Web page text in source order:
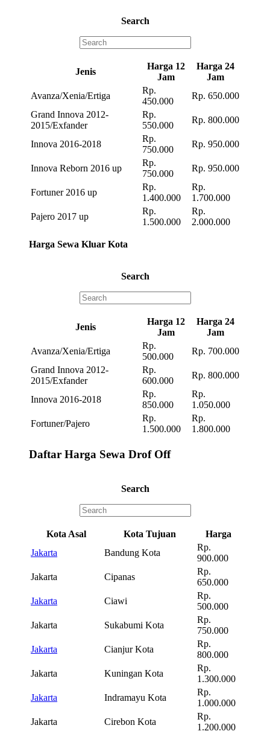
Search
Jenis
Harga 12
Jam
Harga 24
Jam
Avanza/Xenia/Ertiga
Rp.
450.000
Rp. 650.000
Grand Innova 2012-
2015/Exfander
Rp.
550.000
Rp. 800.000
Innova 2016-2018
Rp.
750.000
Rp. 950.000
Innova Reborn 2016 up
Rp.
750.000
Rp. 950.000
Fortuner 2016 up
Rp.
1.400.000
Rp.
1.700.000
Pajero 2017 up
Rp.
1.500.000
Rp.
2.000.000
Harga Sewa Kluar Kota
Search
Jenis
Harga 12
Jam
Harga 24
Jam
Avanza/Xenia/Ertiga
Rp.
500.000
Rp. 700.000
Grand Innova 2012-
2015/Exfander
Rp.
600.000
Rp. 800.000
Innova 2016-2018
Rp.
850.000
Rp.
1.050.000
Fortuner/Pajero
Rp.
1.500.000
Rp.
1.800.000
Daftar Harga Sewa Drof Off
Search
Kota Asal Kota Tujuan
Harga
Jakarta
Bandung Kota
Rp.
900.000
Jakarta
Cipanas
Rp.
650.000
Jakarta
Ciawi
Rp.
500.000
Jakarta
Sukabumi Kota
Rp.
750.000
Jakarta
Cianjur Kota
Rp.
800.000
Jakarta
Kuningan Kota
Rp.
1.300.000
Jakarta
Indramayu Kota
Rp.
1.000.000
Jakarta
Cirebon Kota
Rp.
1.200.000